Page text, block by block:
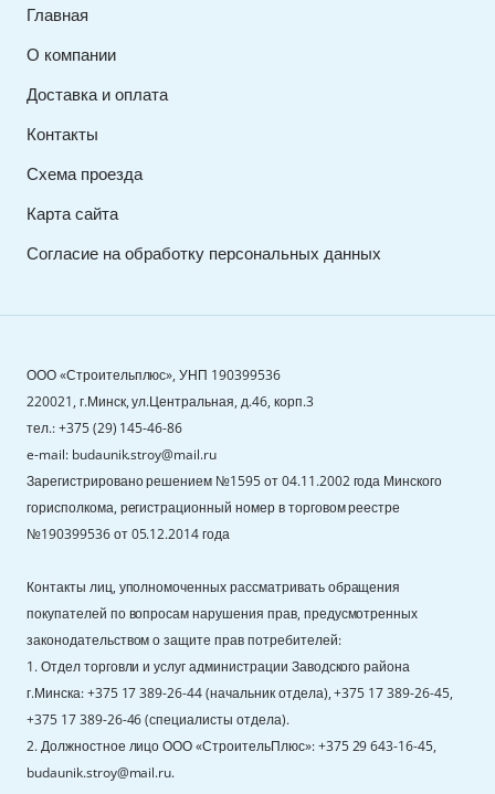
Главная
О компании
Доставка и оплата
Контакты
Схема проезда
Карта сайта
Согласие на обработку персональных данных
ООО «Строительплюс», УНП 190399536
220021, г.Минск, ул.Центральная, д.46, корп.3
тел.: +375 (29) 145-46-86
e-mail: budaunik.stroy@mail.ru
Зарегистрировано решением №1595 от 04.11.2002 года Минского
горисполкома, регистрационный номер в торговом реестре
№190399536 от 05.12.2014 года
Контакты лиц, уполномоченных рассматривать обращения
покупателей по вопросам нарушения прав, предусмотренных
законодательством о защите прав потребителей:
1. Отдел торговли и услуг администрации Заводского района
г.Минска: +375 17 389-26-44 (начальник отдела), +375 17 389-26-45,
+375 17 389-26-46 (специалисты отдела).
2. Должностное лицо ООО «СтроительПлюс»: +375 29 643-16-45,
budaunik.stroy@mail.ru.